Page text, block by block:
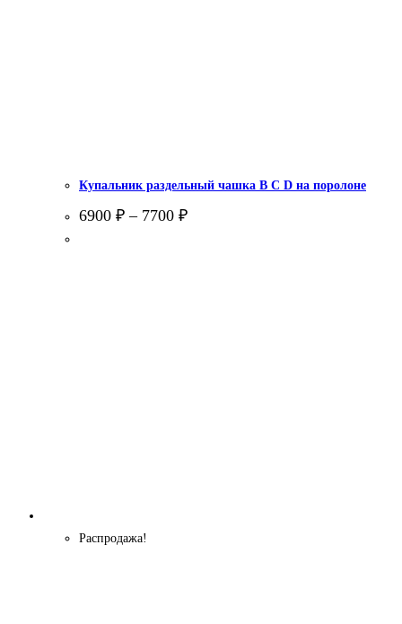
Купальник раздельный чашка В С D на поролоне
6900 ₽ – 7700 ₽
Распродажа!